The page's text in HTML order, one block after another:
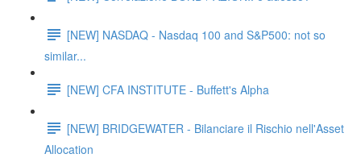
[NEW] NASDAQ - Nasdaq 100 and S&P500: not so
similar...
[NEW] CFA INSTITUTE - Buffett's Alpha
[NEW] BRIDGEWATER - Bilanciare il Rischio nell'Asset
Allocation